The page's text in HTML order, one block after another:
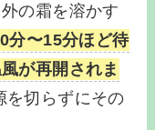
の霜を溶かす
分〜15分ほど待
が再開されま
を切らずにその